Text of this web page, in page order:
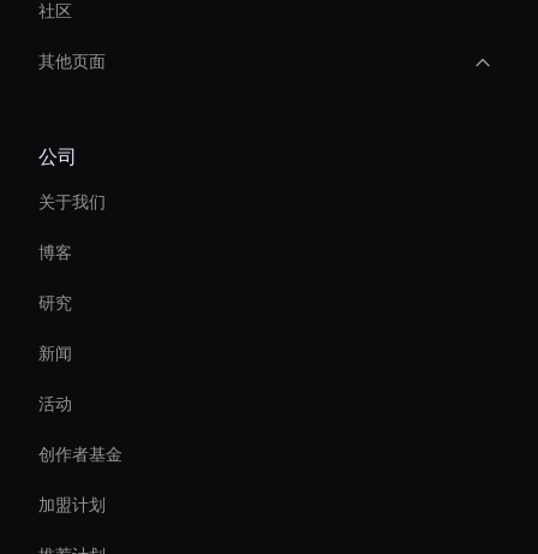
社区
其他页面
Hr Ai Avatar
Virtual Events Ai Avatar
Ai Agent For Automation
Video Conferencing Ai
Ai Avatar For E-Commerce
Smart Ai Avatar
Enterprise Ai Avatar Solutions
公司
关于我们
博客
研究
新闻
活动
创作者基金
加盟计划